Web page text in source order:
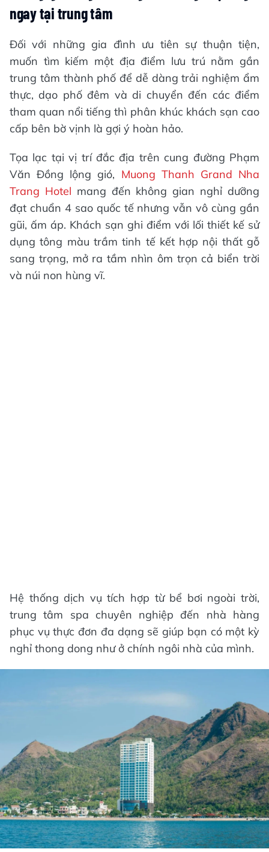
ngay tại trung tâm
Đối với những gia đình ưu tiên sự thuận tiện,
muốn tìm kiếm một địa điểm lưu trú nằm gần
trung tâm thành phố để dễ dàng trải nghiệm ẩm
thực, dạo phố đêm và di chuyển đến các điểm
tham quan nổi tiếng thì phân khúc khách sạn cao
cấp bên bờ vịnh là gợi ý hoàn hảo.
Tọa lạc tại vị trí đắc địa trên cung đường Phạm
Văn Đồng lộng gió, Muong Thanh Grand Nha
Trang Hotel mang đến không gian nghỉ dưỡng
đạt chuẩn 4 sao quốc tế nhưng vẫn vô cùng gần
gũi, ấm áp. Khách sạn ghi điểm với lối thiết kế sử
dụng tông màu trầm tinh tế kết hợp nội thất gỗ
sang trọng, mở ra tầm nhìn ôm trọn cả biển trời
và núi non hùng vĩ.
Hệ thống dịch vụ tích hợp từ bể bơi ngoài trời,
trung tâm spa chuyên nghiệp đến nhà hàng
phục vụ thực đơn đa dạng sẽ giúp bạn có một kỳ
nghỉ thong dong như ở chính ngôi nhà của mình.